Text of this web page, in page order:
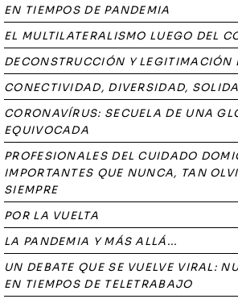
EN TIEMPOS DE PANDEMIA
EL MULTILATERALISMO LUEGO DEL
DECONSTRUCCIÓN Y LEGITIMACIÓN
CONECTIVIDAD, DIVERSIDAD,
CORONAVÍRUS: SECUELA DE UNA
EQUIVOCADA
PROFESIONALES DEL CUIDADO
IMPORTANTES QUE NUNCA, TAN
SIEMPRE
POR LA VUELTA
LA PANDEMIA Y MÁS ALLÁ...
UN DEBATE QUE SE VUELVE VIRAL:
EN TIEMPOS DE TELETRABAJO